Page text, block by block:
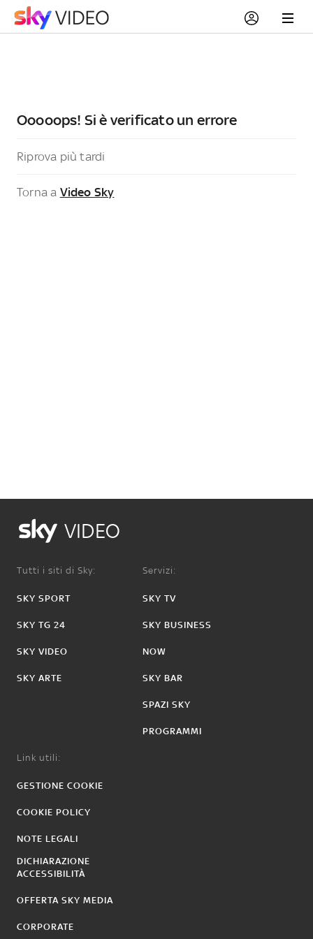
Ooooops! Si è verificato un errore
Riprova più tardi
Torna a Video Sky
VIDEO
Tutti i siti di Sky:
SKY SPORT
SKY TG 24
SKY VIDEO
SKY ARTE
Servizi:
SKY TV
SKY BUSINESS
NOW
SKY BAR
SPAZI SKY
PROGRAMMI
Link utili:
GESTIONE COOKIE
COOKIE POLICY
NOTE LEGALI
DICHIARAZIONE
ACCESSIBILITÀ
OFFERTA SKY MEDIA
CORPORATE